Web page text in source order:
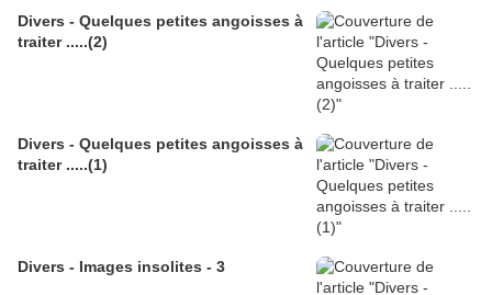
Divers - Quelques petites angoisses à
traiter .....(2)
Divers - Quelques petites angoisses à
traiter .....(1)
Divers - Images insolites - 3